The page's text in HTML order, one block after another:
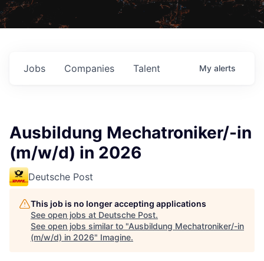
Jobs Companies Talent My alerts
Ausbildung Mechatroniker/-in
(m/w/d) in 2026
Deutsche Post
This job is no longer accepting applications
See open jobs at Deutsche Post.
See open jobs similar to "Ausbildung Mechatroniker/-in
(m/w/d) in 2026" Imagine.